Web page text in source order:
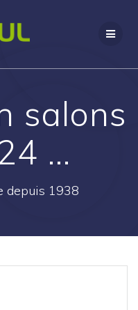
salons
…
depuis 1938